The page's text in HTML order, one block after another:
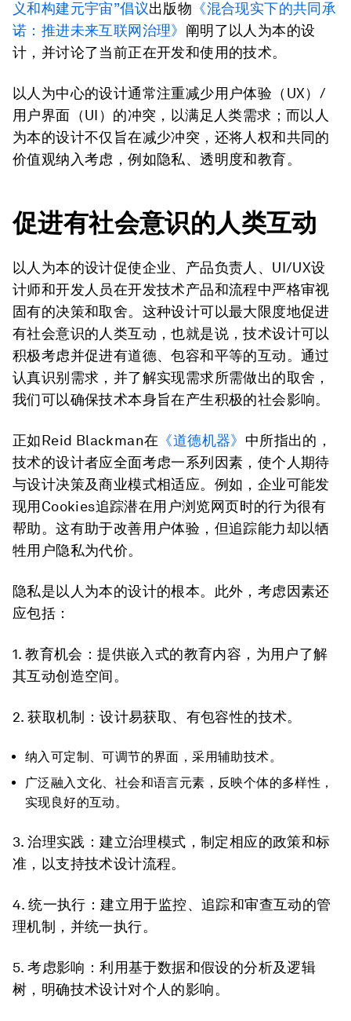
义和构建元宇宙”倡议出版物 《混合现实下的共同承
诺：推进未来互联网治理》 阐明了以人为本的设
计，并讨论了当前正在开发和使用的技术。
以人为中心的设计通常注重减少用户体验（UX）/
用户界面（UI）的冲突，以满足人类需求；而以人
为本的设计不仅旨在减少冲突，还将人权和共同的
价值观纳入考虑，例如隐私、透明度和教育。
促进有社会意识的人类互动
以人为本的设计促使企业、产品负责人、UI/UX设
计师和开发人员在开发技术产品和流程中严格审视
固有的决策和取舍。这种设计可以最大限度地促进
有社会意识的人类互动，也就是说，技术设计可以
积极考虑并促进有道德、包容和平等的互动。通过
认真识别需求，并了解实现需求所需做出的取舍，
我们可以确保技术本身旨在产生积极的社会影响。
正如Reid Blackman在 《道德机器》 中所指出的，
技术的设计者应全面考虑一系列因素，使个人期待
与设计决策及商业模式相适应。例如，企业可能发
现用Cookies追踪潜在用户浏览网页时的行为很有
帮助。这有助于改善用户体验，但追踪能力却以牺
牲用户隐私为代价。
隐私是以人为本的设计的根本。此外，考虑因素还
应包括：
1. 教育机会 ：提供嵌入式的教育内容，为用户了解
其互动创造空间。
2. 获取机制 ：设计易获取、有包容性的技术。
纳入可定制、可调节的界面，采用辅助技术。
广泛融入文化、社会和语言元素，反映个体的多样性，
实现良好的互动。
3. 治理实践 ：建立治理模式，制定相应的政策和标
准，以支持技术设计流程。
4. 统一执行：建立用于监控、追踪和审查互动的管
理机制，并统一执行。
5. 考虑影响：利用基于数据和假设的分析及逻辑
树，明确技术设计对个人的影响。